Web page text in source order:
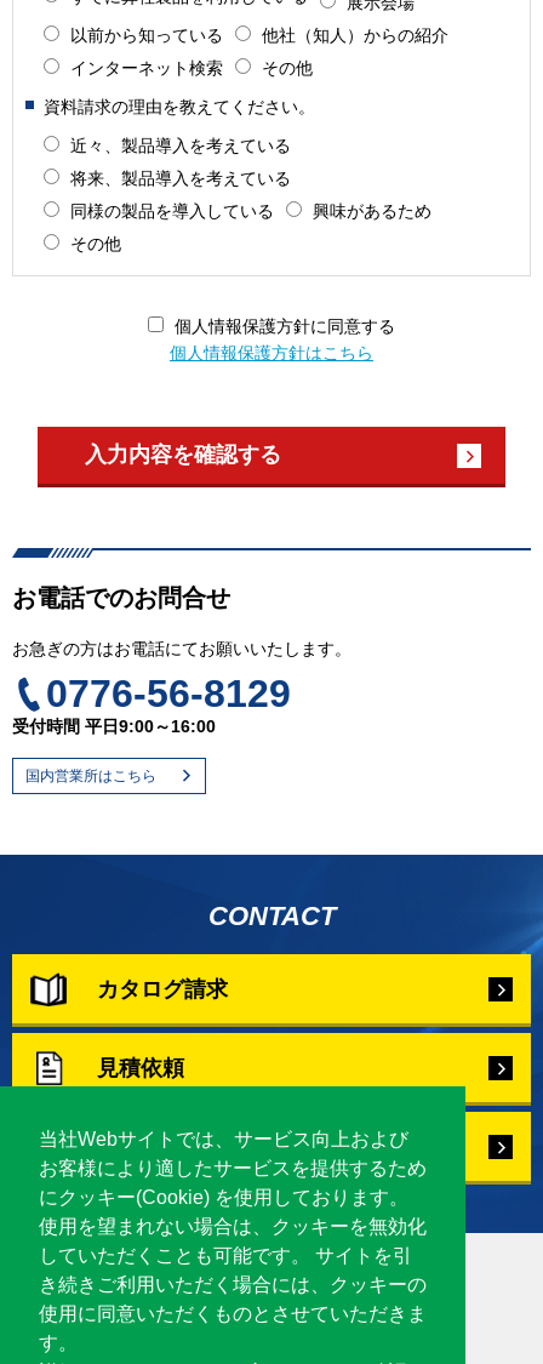
当社Webサイトでは、サービス向上および
お客様により適したサービスを提供するため
にクッキー(Cookie) を使用しております。
使用を望まれない場合は、クッキーを無効化
していただくことも可能です。 サイトを引
き続きご利用いただく場合には、クッキーの
使用に同意いただくものとさせていただきま
す。
以前から知っている
他社（知人）からの紹介
インターネット検索
その他
資料請求の理由を教えてください。
近々、製品導入を考えている
将来、製品導入を考えている
同様の製品を導入している
興味があるため
その他
個人情報保護方針に同意する
個人情報保護方針はこちら
お電話でのお問合せ
お急ぎの方はお電話にてお願いいたします。
0776-56-8129
受付時間 平日9:00～16:00
国内営業所はこちら
CONTACT
カタログ請求
見積依頼
お問合せ
コーポレートサイトはこちら